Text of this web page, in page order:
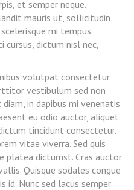
et semper neque.
mauris ut, sollicitudin
mi tempus
cursus, dictum nisl nec,
volutpat consectetur.
vestibulum sed non
in dapibus mi venenatis
eu odio auctor, aliquet
tincidunt consectetur.
vitae viverra. Sed quis
platea dictumst. Cras auctor
Quisque sodales congue
id. Nunc sed lacus semper